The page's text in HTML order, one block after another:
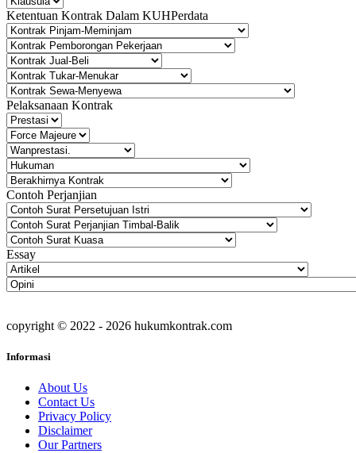
Ketentuan Kontrak Dalam KUHPerdata
Pelaksanaan Kontrak
Contoh Perjanjian
Essay
copyright © 2022 - 2026 hukumkontrak.com
Informasi
About Us
Contact Us
Privacy Policy
Disclaimer
Our Partners